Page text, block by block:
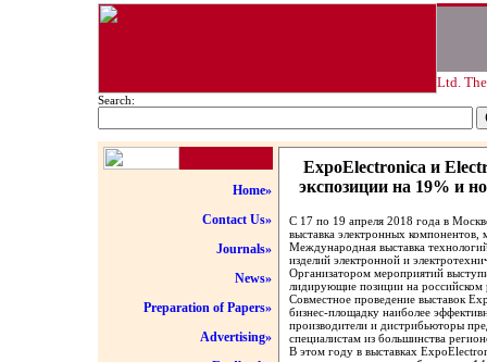
Ltd.
Search:
Home»
Contact Us»
Journals»
News»
Preparation of Papers»
Advertising»
ExpoElectronica и
экспозиции на 19% и
С 17 по 19 апреля 2018 года в
выставка электронных
Международная выставка
изделий электронной и
Организатором мероприятий
лидирующие позиции на российском
Совместное проведение выставок
бизнес-площадку наиболее
производители и дистрибьюторы
специалистам из большинства
В этом году в выставках